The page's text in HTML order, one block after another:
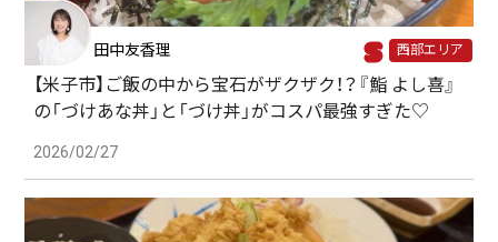
田中友香理 西部エリア
【米子市】ご飯の中から宝石がザクザク！？『鮨 よし喜』
の「づけあな丼」と「づけ丼」がコスパ最強すぎた♡
2026/02/27